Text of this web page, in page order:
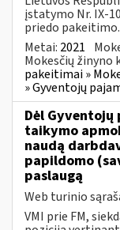
įstatymo Nr. IX-
priedo
Metai: 2021
Mokesčių žinyno
pakeitimai »
» Gyventojų
Dėl
taikymo
naudą
papildomo
paslaugą
Web turinio
VMI prie FM,